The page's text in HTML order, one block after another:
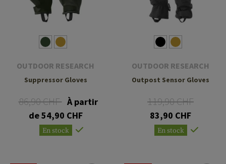
OUTDOOR RESEARCH
Suppressor Gloves
86,90 CHF À partir
de 54,90 CHF
En stock
OUTDOOR RESEARCH
Outpost Sensor Gloves
119,90 CHF
83,90 CHF
En stock